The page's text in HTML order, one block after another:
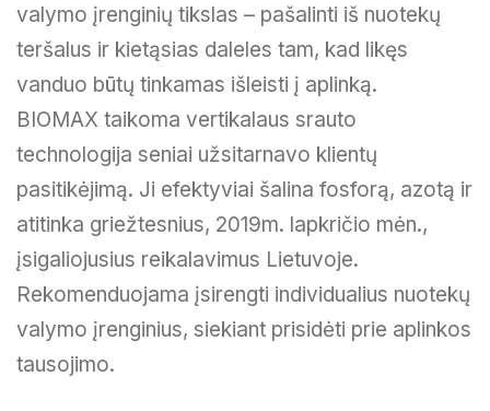
valymo įrenginių tikslas – pašalinti iš nuotekų
teršalus ir kietąsias daleles tam, kad likęs
vanduo būtų tinkamas išleisti į aplinką.
BIOMAX taikoma vertikalaus srauto
technologija seniai užsitarnavo klientų
pasitikėjimą. Ji efektyviai šalina fosforą, azotą ir
atitinka griežtesnius, 2019m. lapkričio mėn.,
įsigaliojusius reikalavimus Lietuvoje.
Rekomenduojama įsirengti individualius nuotekų
valymo įrenginius, siekiant prisidėti prie aplinkos
tausojimo.